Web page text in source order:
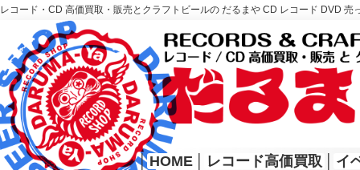
レコード・CD 高価買取・販売とクラフトビールの だるまや CD レコード DVD
レコード高価買取はこちら
HOME
│ HOME レコード高価買取 イ